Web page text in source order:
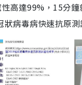
高達99%，15分
病毒病快速抗原測